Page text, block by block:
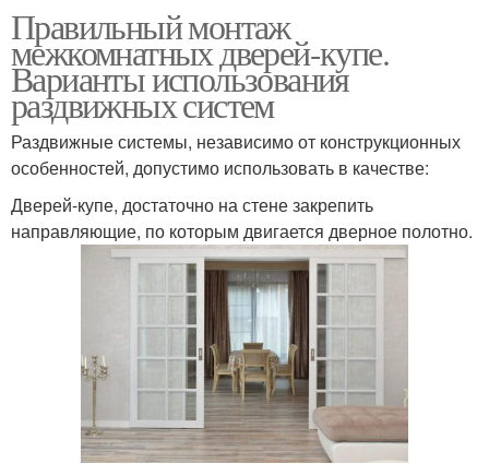
Правильный монтаж
межкомнатных дверей-купе.
Варианты использования
раздвижных систем
Раздвижные системы, независимо от конструкционных
особенностей, допустимо использовать в качестве:
Дверей-купе, достаточно на стене закрепить
направляющие, по которым двигается дверное полотно.